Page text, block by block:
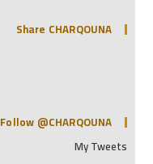
Share CHARQOUNA
Follow @CHARQOUNA
My Tweets